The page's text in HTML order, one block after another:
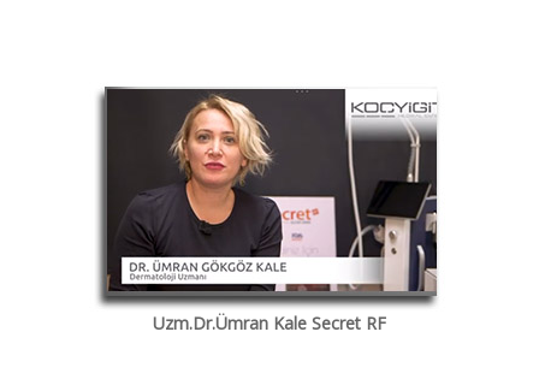
Uzm.Dr.Ümran Kale Secret RF